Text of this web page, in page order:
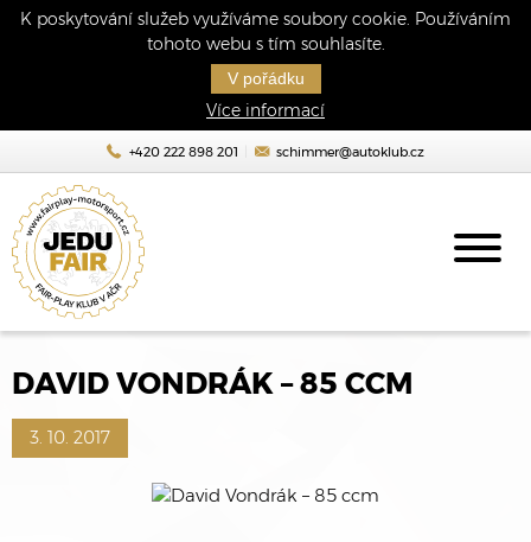
K poskytování služeb využíváme soubory cookie. Používáním
tohoto webu s tím souhlasíte.
V pořádku
Více informací
+420 222 898 201 schimmer@autoklub.cz
DAVID VONDRÁK – 85 CCM
3. 10. 2017